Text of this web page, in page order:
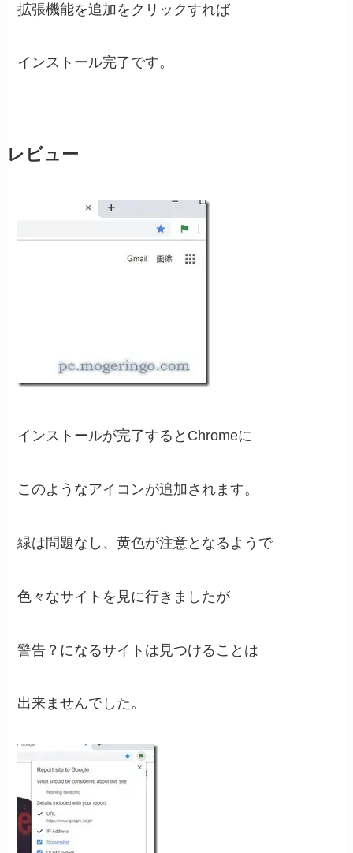
拡張機能を追加をクリックすれば
インストール完了です。
レビュー
インストールが完了するとChromeに
このようなアイコンが追加されます。
緑は問題なし、黄色が注意となるようで
色々なサイトを見に行きましたが
警告？になるサイトは見つけることは
出来ませんでした。